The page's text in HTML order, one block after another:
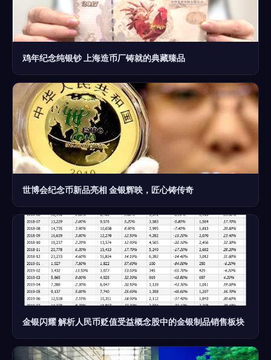
鸡年纪念纯银钞 上海造币厂铸就的典藏臻品
世博会纪念币新品亮相 金银辉映，匠心铸传奇
金银闪耀 解析人民币贬值受益概念股中的金银制品销售板块